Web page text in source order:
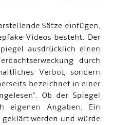
Sätze einfügen,
Videos besteht. Der
ausdrücklich einen
durch
Verbot, sondern
bezeichnet in einer
Ob der Spiegel
eigenen Angaben. Ein
werden und würde